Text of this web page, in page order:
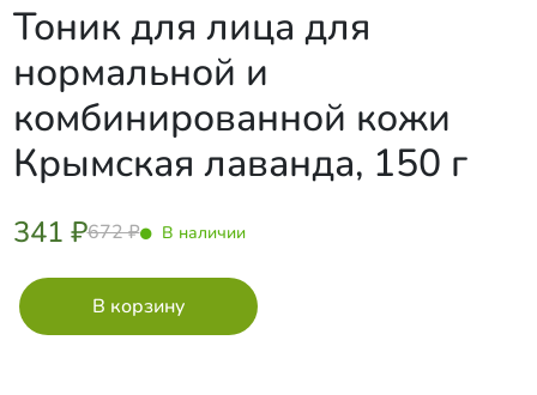
Тоник для лица для
нормальной и
комбинированной кожи
Крымская лаванда, 150 г
341 ₽672 ₽ В наличии